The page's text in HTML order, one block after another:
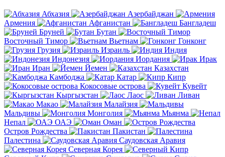
Абхазия
Азербайджан
Армения
Афганистан
Бангладеш
Бруней
Бутан
Восточный Тимор
Вьетнам
Гонконг
Грузия
Израиль
Индия
Индонезия
Иордания
Ирак
Иран
Йемен
Казахстан
Камбоджа
Катар
Кипр
Кокосовые острова
Кувейт
Кыргызстан
Лаос
Ливан
Макао
Малайзия
Мальдивы
Монголия
Мьянма
Непал
ОАЭ
Оман
Остров Рождества
Пакистан
Палестина
Саудовская Аравия
Северная Корея